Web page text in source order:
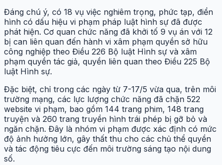
Đáng chú ý, có 18 vụ việc nghiêm trọng, phức tạp, điển
hình có dấu hiệu vi phạm pháp luật hình sự đã được
phát hiện. Cơ quan chức năng đã khởi tố 9 vụ án với 12
bị can liên quan đến hành vi xâm phạm quyền sở hữu
công nghiệp theo Điều 226 Bộ luật Hình sự và xâm
phạm quyền tác giả, quyền liên quan theo Điều 225 Bộ
luật Hình sự.
Đặc biệt, chỉ trong các ngày từ 7-17/5 vừa qua, trên môi
trường mạng, các lực lượng chức năng đã chặn 522
website vi phạm, bao gồm 144 trang phim, 148 trang
truyện và 260 trang truyền hình trái phép bị gỡ bỏ và
ngăn chặn. Đây là nhóm vi phạm được xác định có mức
độ ảnh hưởng lớn, gây thất thu cho các chủ thể quyền
và tác động tiêu cực đến môi trường sáng tạo nội dung
số.